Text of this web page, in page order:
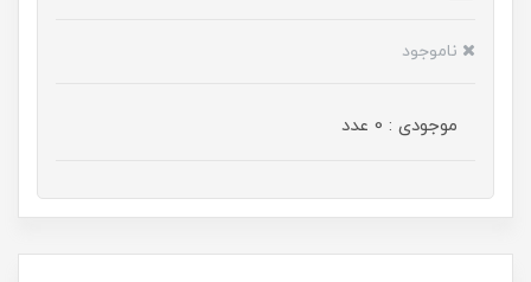
ناموجود
موجودی : 0 عدد